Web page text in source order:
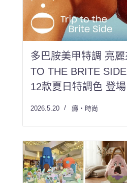
多巴胺美甲特調 亮
TO THE BRITE
12款夏日特調色 登場
2026.5.20 癮・時尚